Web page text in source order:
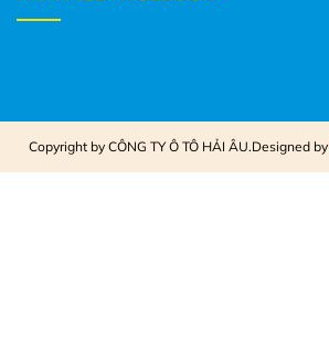
Copyright by CÔNG TY Ô TÔ HẢI ÂU.Designed by